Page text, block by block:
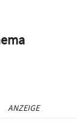
ANZEIGE